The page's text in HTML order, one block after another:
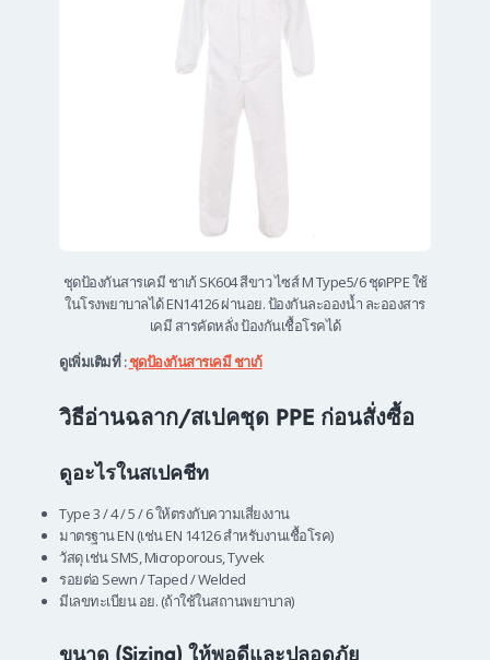
ชุดป้องกันสารเคมี ชาเก้ SK604 สีขาว ไซส์ M Type5/6 ชุดPPE ใช้
ในโรงพยาบาลได้ EN14126 ผ่านอย. ป้องกันละอองน้ำ ละอองสาร
เคมี สารคัดหลั่ง ป้องกันเชื้อโรคได้
ดูเพิ่มเติมที่ :ชุดป้องกันสารเคมี ชาเก้
วิธีอ่านฉลาก/สเปคชุด PPE ก่อนสั่งซื้อ
ดูอะไรในสเปคชีท
Type 3 / 4 / 5 / 6 ให้ตรงกับความเสี่ยงงาน
มาตรฐาน EN (เช่น EN 14126 สำหรับงานเชื้อโรค)
วัสดุ เช่น SMS, Microporous, Tyvek
รอยต่อ Sewn / Taped / Welded
มีเลขทะเบียน อย. (ถ้าใช้ในสถานพยาบาล)